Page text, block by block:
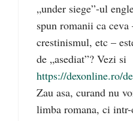
„under siege”-ul
spun romanii ca ceva
crestinismul, etc –
de „asediat”? Vezi si
https://dexonline.ro/
Zau asa, curand nu
limba romana, ci